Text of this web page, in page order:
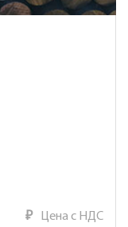
₽ Цена с НДС